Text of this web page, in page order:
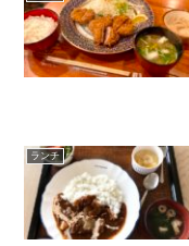
ランチ